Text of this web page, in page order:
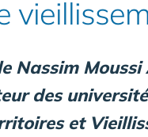
Nassim
des
et